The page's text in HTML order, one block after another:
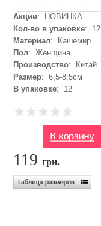
Акции: НОВИНКА
Кол-во в упаковке: 12
Материал: Кашемир
Пол: Женщина
Производство: Китай
Размер: 6,5-8,5см
В упаковке: 12
119грн.